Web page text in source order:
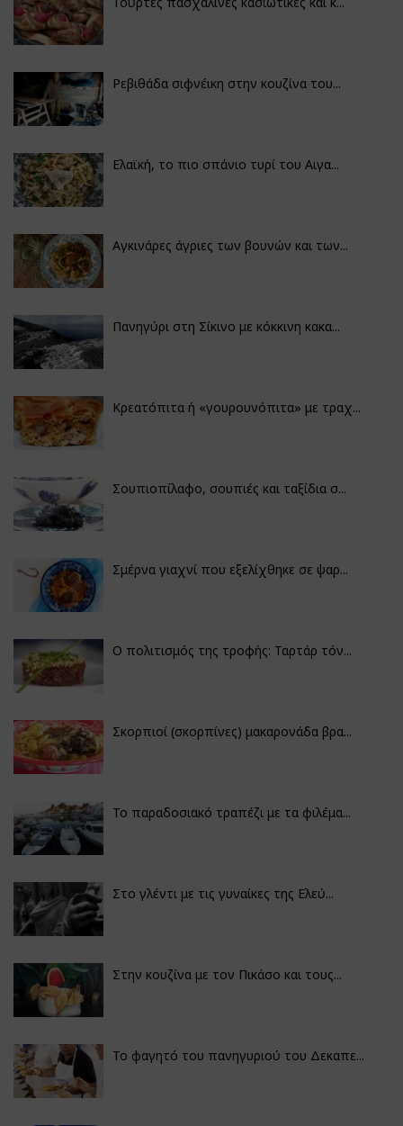
Ρεβιθάδα σιφνέικη στην κουζίνα του...
Ελαϊκή, το πιο σπάνιο τυρί του Αιγα...
Αγκινάρες άγριες των βουνών και των...
Πανηγύρι στη Σίκινο με κόκκινη κακα...
Κρεατόπιτα ή «γουρουνόπιτα» με τραχ...
Σουπιοπίλαφο, σουπιές και ταξίδια σ...
Σμέρνα γιαχνί που εξελίχθηκε σε ψαρ...
Ο πολιτισμός της τροφής: Ταρτάρ τόν...
Σκορπιοί (σκορπίνες) μακαρονάδα βρα...
Το παραδοσιακό τραπέζι με τα φιλέμα...
Στο γλέντι με τις γυναίκες της Ελεύ...
Στην κουζίνα με τον Πικάσο και τους...
Το φαγητό του πανηγυριού του Δεκαπε...